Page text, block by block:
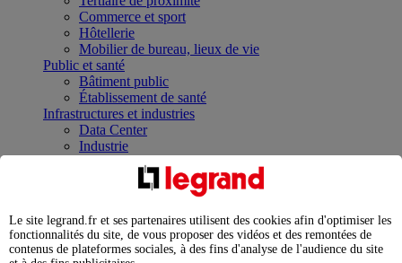
Commerce et sport
Hôtellerie
Mobilier de bureau, lieux de vie
Public et santé
Bâtiment public
Établissement de santé
Infrastructures et industries
Data Center
Industrie
Infrastructures
Contrôler et planifier le fonctionnement des appareils
Répartir et optimiser son tableau électrique
Legrand Data Center Solutions : concentrer les
expertises au service de vos performances
Le site legrand.fr et ses partenaires utilisent des cookies afin d'optimiser les
fonctionnalités du site, de vous proposer des vidéos et des remontées de
contenus de plateformes sociales, à des fins d'analyse de l'audience du site